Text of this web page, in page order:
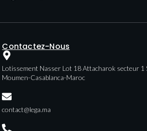
Contactez-Nous
Lotissement Nasser Lot 18 Attacharok secteur 1
Moumen-Casablanca-Maroc
contact@lega.ma